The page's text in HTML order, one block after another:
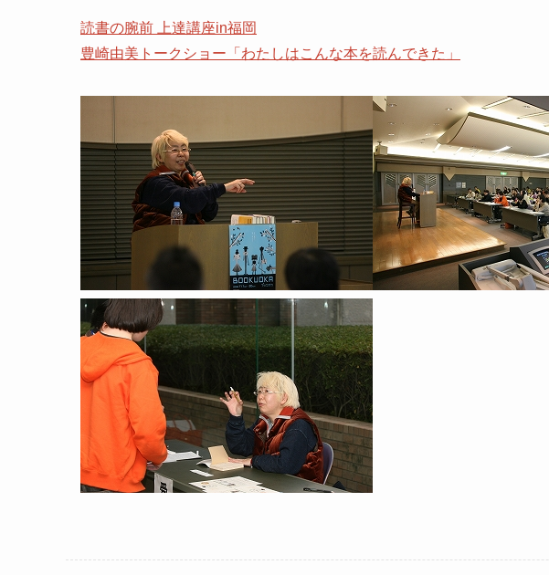
読書の腕前 上達講座in福岡
豊崎由美トークショー「わたしはこんな本を読んできた」